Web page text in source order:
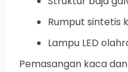
Rumput sintetis
Lampu LED
Pemasangan kaca